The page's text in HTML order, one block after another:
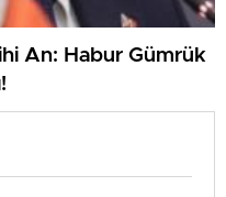
An: Habur Gümrük